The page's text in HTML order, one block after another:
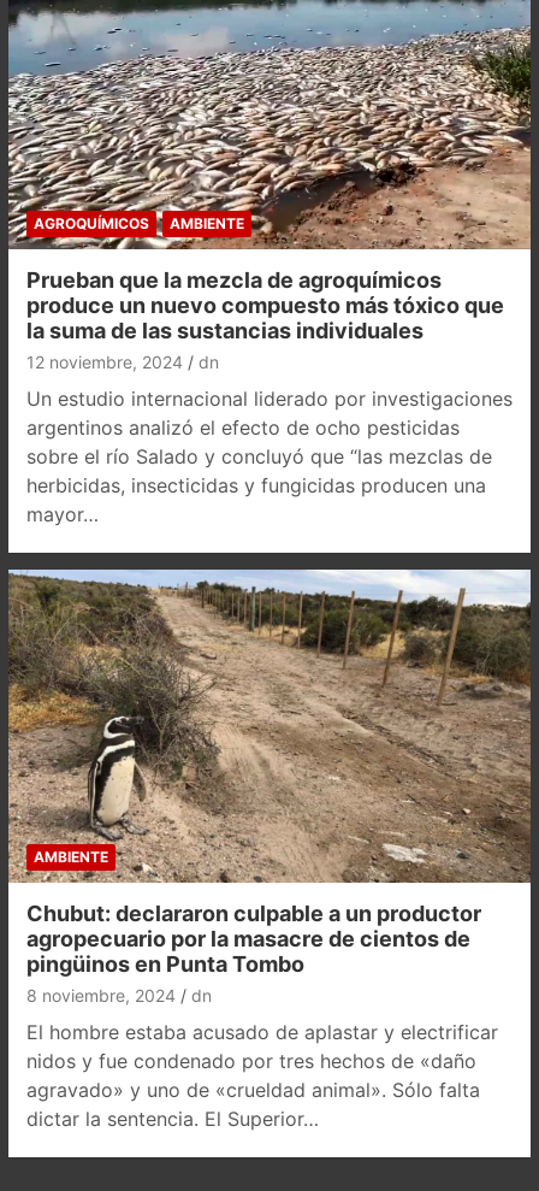
AGROQUÍMICOS AMBIENTE
Prueban que la mezcla de agroquímicos
produce un nuevo compuesto más tóxico que
la suma de las sustancias individuales
12 noviembre, 2024 dn
Un estudio internacional liderado por investigaciones
argentinos analizó el efecto de ocho pesticidas
sobre el río Salado y concluyó que “las mezclas de
herbicidas, insecticidas y fungicidas producen una
mayor…
AMBIENTE
Chubut: declararon culpable a un productor
agropecuario por la masacre de cientos de
pingüinos en Punta Tombo
8 noviembre, 2024 dn
El hombre estaba acusado de aplastar y electrificar
nidos y fue condenado por tres hechos de «daño
agravado» y uno de «crueldad animal». Sólo falta
dictar la sentencia. El Superior…